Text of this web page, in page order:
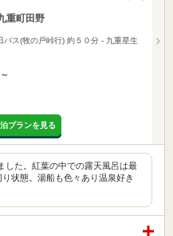
重町田野
バス(牧の戸峠行) 約５０分 - 九重星生
プランを見る
した。紅葉の中での露天風呂は最
状態。湯船も色々あり温泉好き